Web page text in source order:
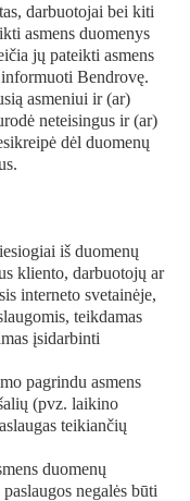
darbuotojai bei kiti
asmens duomenys
jų pateikti asmens
Bendrovę.
asmeniui ir (ar)
neteisingus ir (ar)
dėl duomenų
iš duomenų
kliento, darbuotojų ar
interneto svetainėje,
teikdamas
įsidarbinti
pagrindu asmens
(pvz. laikino
teikiančių
duomenų
negalės būti